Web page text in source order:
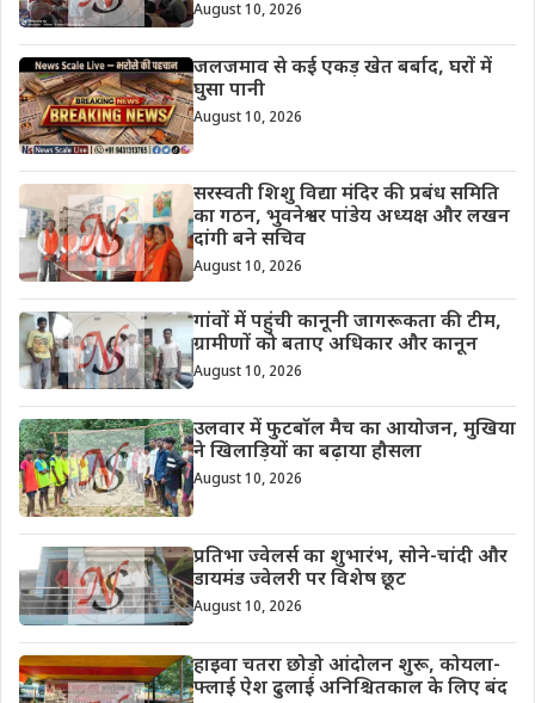
August 10, 2026
जलजमाव से कई एकड़ खेत बर्बाद, घरों में
घुसा पानी
August 10, 2026
सरस्वती शिशु विद्या मंदिर की प्रबंध समिति
का गठन, भुवनेश्वर पांडेय अध्यक्ष और लखन
दांगी बने सचिव
August 10, 2026
गांवों में पहुंची कानूनी जागरूकता की टीम,
ग्रामीणों को बताए अधिकार और कानून
August 10, 2026
उलवार में फुटबॉल मैच का आयोजन, मुखिया
ने खिलाड़ियों का बढ़ाया हौसला
August 10, 2026
प्रतिभा ज्वेलर्स का शुभारंभ, सोने-चांदी और
डायमंड ज्वेलरी पर विशेष छूट
August 10, 2026
हाइवा चतरा छोड़ो आंदोलन शुरू, कोयला-
फ्लाई ऐश ढुलाई अनिश्चितकाल के लिए बंद